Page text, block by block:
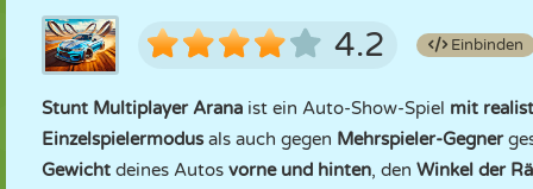
4.2 Einbinden
Stunt Multiplayer Arana ist ein Auto-Show-Spiel mit
Einzelspielermodusals auch gegen Mehrspieler-Gegner
Gewicht deines Autos vorne und hinten, den Winkel der